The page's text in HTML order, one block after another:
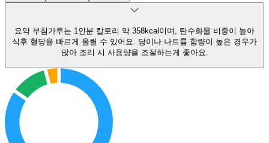
요약 부침가루는 1인분 칼로리 약 358kcal이며, 탄수화물 비중이 높아
식후 혈당을 빠르게 올릴 수 있어요. 당이나 나트륨 함량이 높은 경우가
많아 조리 시 사용량을 조절하는게 좋아요.